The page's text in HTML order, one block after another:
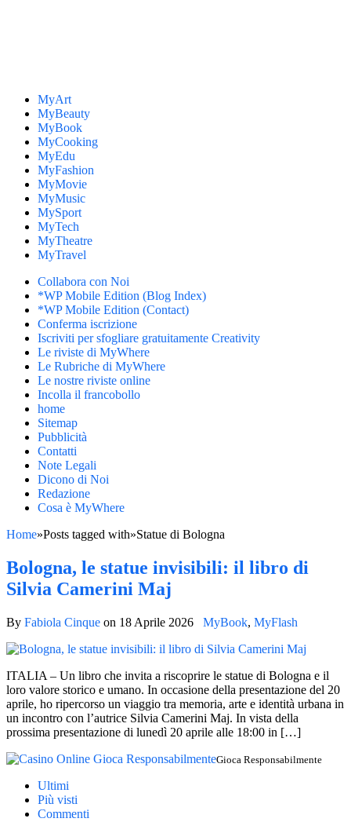
MyArt
MyBeauty
MyBook
MyCooking
MyEdu
MyFashion
MyMovie
MyMusic
MySport
MyTech
MyTheatre
MyTravel
Collabora con Noi
*WP Mobile Edition (Blog Index)
*WP Mobile Edition (Contact)
Conferma iscrizione
Iscriviti per sfogliare gratuitamente Creativity
Le riviste di MyWhere
Le Rubriche di MyWhere
Le nostre riviste online
Incolla il francobollo
home
Sitemap
Pubblicità
Contatti
Note Legali
Dicono di Noi
Redazione
Cosa è MyWhere
Home»Posts tagged with»Statue di Bologna
Bologna, le statue invisibili: il libro di
Silvia Camerini Maj
By Fabiola Cinque on 18 Aprile 2026 MyBook, MyFlash
ITALIA – Un libro che invita a riscoprire le statue di Bologna e il
loro valore storico e umano. In occasione della presentazione del 20
aprile, ho ripercorso un viaggio tra memoria, arte e identità urbana in
un incontro con l’autrice Silvia Camerini Maj. In vista della
prossima presentazione di lunedì 20 aprile alle 18:00 in […]
Gioca Responsabilmente
Ultimi
Più visti
Commenti